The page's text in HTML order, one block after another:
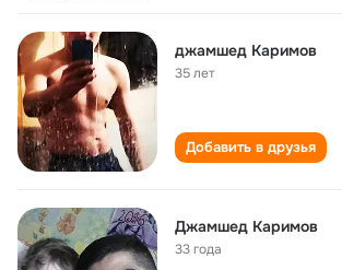
джамшед Каримов
35 лет
Добавить в друзья
Джамшед Каримов
33 года